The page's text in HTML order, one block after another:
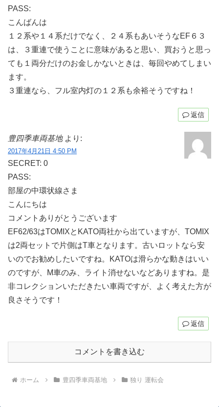
PASS:
こんばんは
１２系や１４系だけでなく、２４系もあいそうなEF６３
は、３重連で使うことに意味があると思い、買おうと思っ
ても１両分だけのお金しかないときは、毎回やめてしまい
ます。
３重連なら、フル室内灯の１２系も余裕そうですね！
返信
豊四季車両基地 より:
2017年4月21日 4:50 PM
SECRET: 0
PASS:
部屋の中環状線さま
こんにちは
コメントありがとうございます
EF62/63はTOMIXとKATO両社から出ていますが、TOMIX
は2両セットで片側はT車となります。古いロットなら安
いのでお勧めしたいですね。KATOは滑らかな動きはいい
のですが、M車のみ、ライト消せないなどありますね。是
非コレクションいただきたい車両ですが、よく考えた方が
良さそうです！
返信
コメントを書き込む
ホーム 豊四季車両基地 独り 運転会